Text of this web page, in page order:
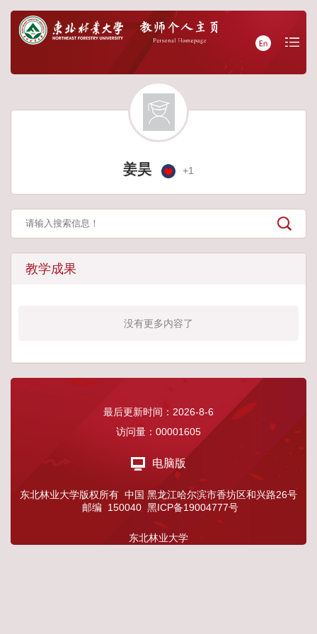
姜昊 +1
教学成果
没有更多内容了
最后更新时间： 2026-8-6
访问量： 00001605
电脑版
东北林业大学版权所有 中国 黑龙江哈尔滨市香坊区和兴路26号
邮编 150040 黑ICP备19004777号
东北林业大学